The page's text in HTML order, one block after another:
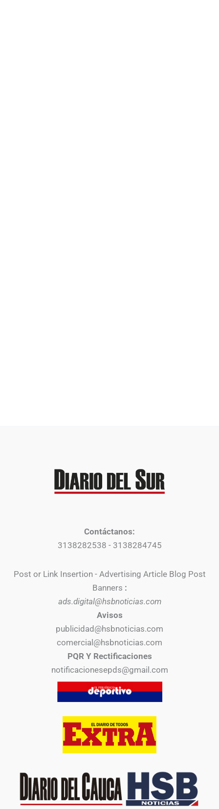
Contáctanos:
3138282538 - 3138284745
Post or Link Insertion - Advertising Article Blog Post
Banners :
ads.digital@hsbnoticias.com
Avisos
publicidad@hsbnoticias.com
comercial@hsbnoticias.com
PQR Y Rectificaciones
notificacionesepds@gmail.com